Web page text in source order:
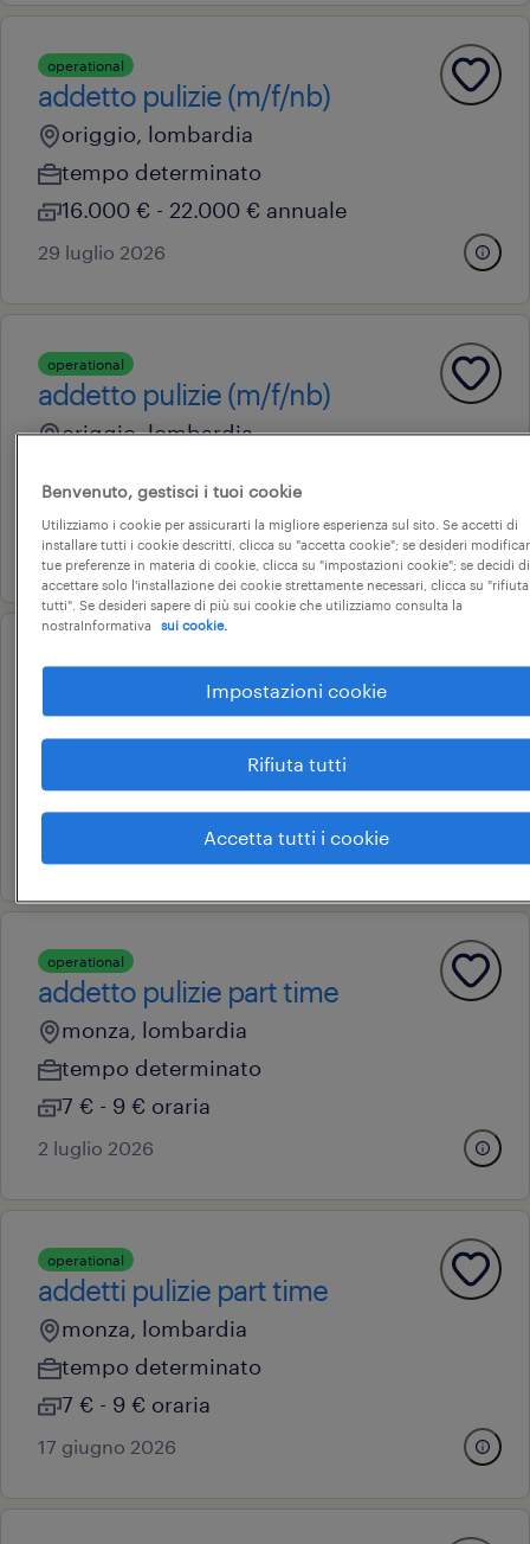
operational
addetto pulizie (m/f/nb)
origgio, lombardia
tempo determinato
16.000 € - 22.000 € annuale
29 luglio 2026
operational
addetto pulizie (m/f/nb)
origgio, lombardia
16.000 € - 24.000 € annuale
29 luglio 2026
operational
addetto pulizie
tempo determinato
18.000 € - 22.000 € annuale
operational
addetto pulizie part time
monza, lombardia
tempo determinato
7 € - 9 € oraria
2 luglio 2026
operational
addetti pulizie part time
monza, lombardia
tempo determinato
7 € - 9 € oraria
17 giugno 2026
Benvenuto, gestisci i tuoi cookie
Utilizziamo i cookie per assicurarti la migliore esperienza sul sito. Se accetti di
installare tutti i cookie descritti, clicca su "accetta cookie"; se desideri
tue preferenze in materia di cookie, clicca su "impostazioni cookie"; se decidi di
accettare solo l'installazione dei cookie strettamente necessari, clicca su "rifiuta
tutti". Se desideri sapere di più sui cookie che utilizziamo consulta la
nostraInformativa
sui cookie.
Impostazioni cookie
Rifiuta tutti
Accetta tutti i cookie